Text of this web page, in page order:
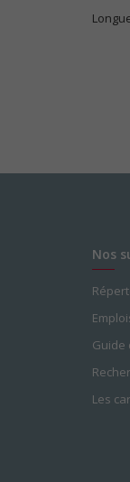
Nos
Guide
Les